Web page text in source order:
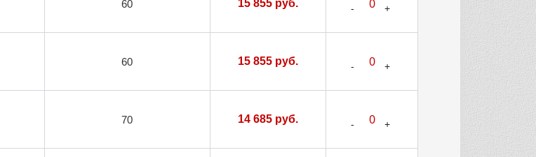
60 15 855 руб.
60 15 855 руб.
70 14 685 руб.